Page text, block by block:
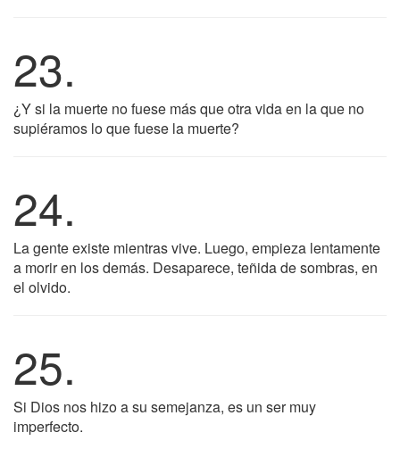
23.
¿Y si la muerte no fuese más que otra vida en la que no
supiéramos lo que fuese la muerte?
24.
La gente existe mientras vive. Luego, empieza lentamente
a morir en los demás. Desaparece, teñida de sombras, en
el olvido.
25.
Si Dios nos hizo a su semejanza, es un ser muy
imperfecto.